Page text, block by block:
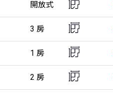
開放式
3 房
1 房
2 房